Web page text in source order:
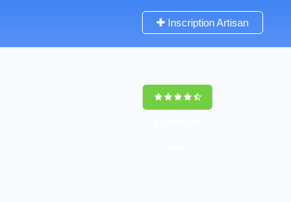
Inscription Artisan